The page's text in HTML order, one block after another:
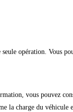
opération. Vous
vous pouvez
la charge du véhicule